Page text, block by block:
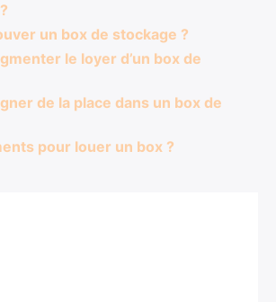
un box de stockage ?
le loyer d’un box de
de la place dans un box de
pour louer un box ?